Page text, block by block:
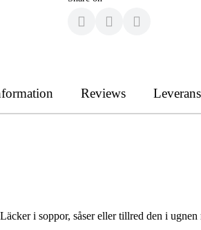
Reviews
i soppor, såser eller tillred den i